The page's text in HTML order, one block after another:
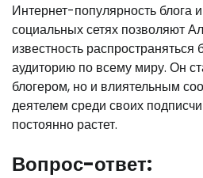
Интернет-популярность блога
социальных сетях позволяют
известность
аудиторию по всему миру. Он
блогером, но и влиятельным
деятелем среди своих
постоянно растет.
Вопрос-ответ: